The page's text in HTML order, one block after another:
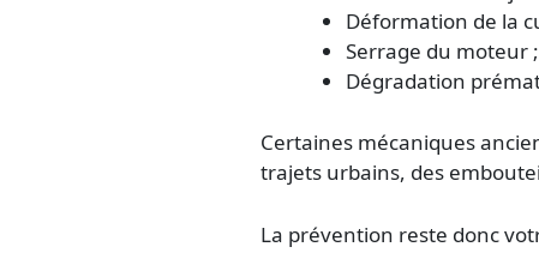
Déformation de la
Serrage du moteur ;
Dégradation
Certaines mécaniques
trajets urbains, des
La prévention reste donc